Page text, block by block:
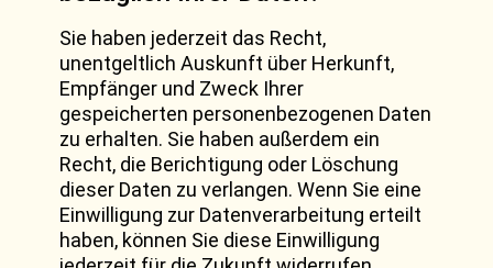
Sie haben jederzeit das Recht,
unentgeltlich Auskunft über Herkunft,
Empfänger und Zweck Ihrer
gespeicherten personenbezogenen Daten
zu erhalten. Sie haben außerdem ein
Recht, die Berichtigung oder Löschung
dieser Daten zu verlangen. Wenn Sie eine
Einwilligung zur Datenverarbeitung erteilt
haben, können Sie diese Einwilligung